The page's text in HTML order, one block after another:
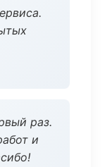
раз.
и